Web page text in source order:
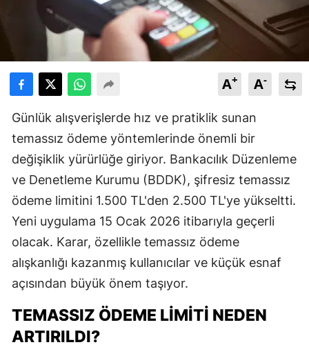
A+ A-
Günlük alışverişlerde hız ve pratiklik sunan
temassız ödeme yöntemlerinde önemli bir
değişiklik yürürlüğe giriyor. Bankacılık Düzenleme
ve Denetleme Kurumu (BDDK), şifresiz temassız
ödeme limitini 1.500 TL'den 2.500 TL'ye yükseltti.
Yeni uygulama 15 Ocak 2026 itibarıyla geçerli
olacak. Karar, özellikle temassız ödeme
alışkanlığı kazanmış kullanıcılar ve küçük esnaf
açısından büyük önem taşıyor.
TEMASSIZ ÖDEME LIMITI NEDEN
ARTIRILDI?